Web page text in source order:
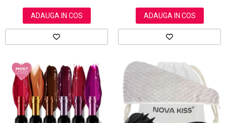
ADAUGA IN COS ADAUGA IN COS